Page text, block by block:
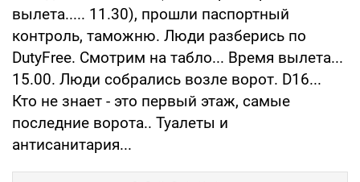
вылета..... 11.30), прошли паспортный
контроль, таможню. Люди разберись по
DutyFree. Смотрим на табло... Время вылета...
15.00. Люди собрались возле ворот. D16...
Кто не знает - это первый этаж, самые
последние ворота.. Туалеты и
антисанитария...